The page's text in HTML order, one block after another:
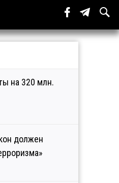
на 320 млн.
должен